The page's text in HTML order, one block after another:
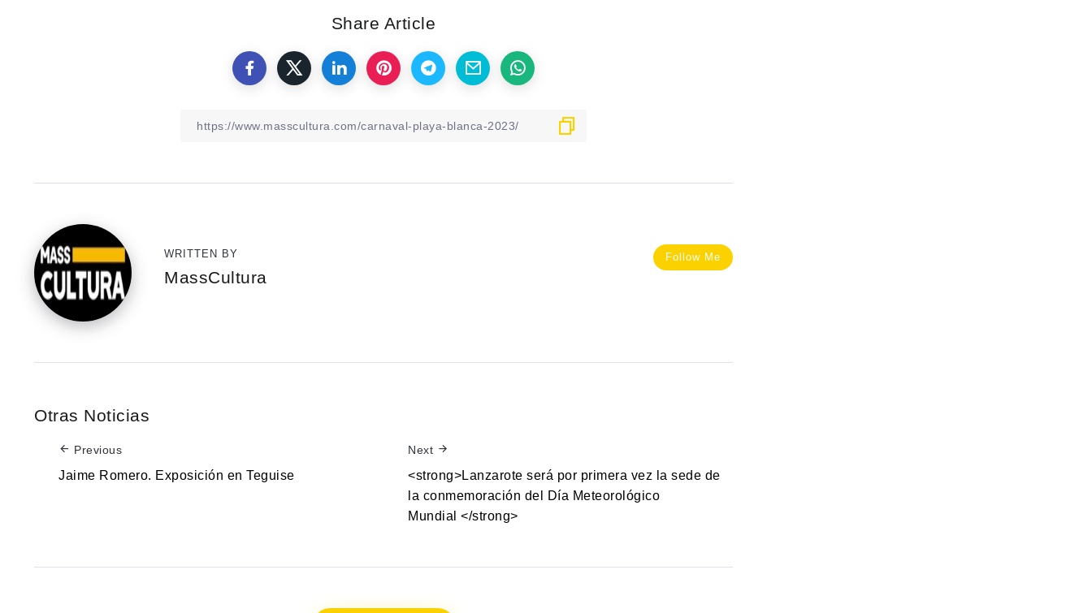
Share Article
Follow Me
WRITTEN BY
MassCultura
Otras Noticias
Previous
Jaime Romero. Exposición en Teguise
Next
<strong>Lanzarote será por primera vez la sede de
la conmemoración del Día Meteorológico
Mundial </strong>